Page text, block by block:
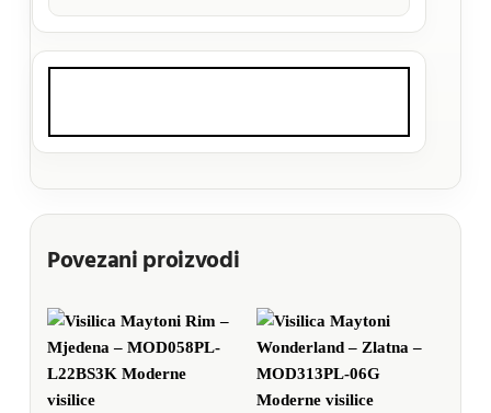
Povezani proizvodi